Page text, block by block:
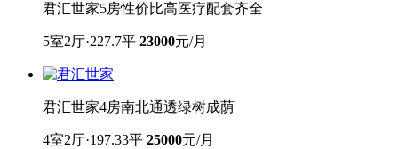
君汇世家5房性价比高医疗配套齐全
5室2厅·227.7平 23000元/月
君汇世家4房南北通透绿树成荫
4室2厅·197.33平 25000元/月